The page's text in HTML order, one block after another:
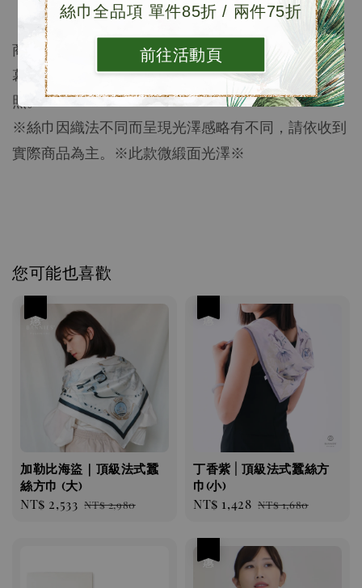
絲巾全品項 單件85折 / 兩件75折
前往活動頁
內容物: 防塵袋x1、DM
商品顏色以實品為準，照片皆經縝密校色，然各別螢
幕色差不盡相同，與實品較相近之顏色可參考單品
照。
※絲巾因織法不同而呈現光澤感略有不同，請依收到
實際商品為主。※此款微緞面光澤※
您可能也喜歡
加勒比海盜｜頂級法式蠶
絲方巾 (大)
Sale
NT$ 2,533 Regular
NT$ 2,980
丁香紫 | 頂級法式蠶絲方
巾(小)
Sale
NT$ 1,428 Regular
NT$ 1,680